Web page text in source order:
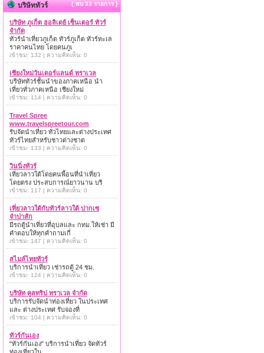
บริษัททัวร์ { พบ 33 รายการ }
บริษัท ภูเก็ต ฮอลิเดย์ เซ็นเตอร์ ทัวร์
จำกัด
ทัวร์นำเที่ยวภูเก็ต ทัวร์ภูเก็ต ทัวร์ทะเล
ราคาคนไทย โดยคนภูเ
เข้าชม: 132 | ความคิดเห็น: 0
เชียงใหม่วันเดอร์แลนด์ ทราเวล
บริษัททัวร์ชั้นนำของภาคเหนือ นำ
เที่ยวทั่วภาคเหนือ เชียงใหม่
เข้าชม: 114 | ความคิดเห็น: 0
Travel Spree
www.travelspreetour.com
รับจัดนำเที่ยว ทั่วไทยและต่างประเทศ
ทัวร์ไทยสำหรับชาวต่างชาต
เข้าชม: 133 | ความคิดเห็น: 0
วินนิ่งทัวร์
เที่ยวลาวใต้โดยคนพื้อนที่นำเที่ยว
โดยตรง ประสบการณ์ยาวนาน บริ
เข้าชม: 117 | ความคิดเห็น: 0
เที่ยวลาวใต้กับทัวร์ลาวใต้ ปากเซ
จำปาสัก
มีรถตู้นำเที่ยวที่อุบลและ กทม.ให้เช่า มี
คำตอบให้ทุกคำถามเกี่
เข้าชม: 147 | ความคิดเห็น: 0
สไมล์ไทยทัวร์
บริการนำเที่ยว เช่ารถตู้ 24 ชม.
เข้าชม: 124 | ความคิดเห็น: 0
บริษัท คูลทริป ทราเวล จำกัด
บริการรับจัดนำท่องเที่ยว ในประเทศ
และ ต่างประเทศ รับจองที่
เข้าชม: 104 | ความคิดเห็น: 0
ทัวร์กันเอง
"ทัวร์กันเอง" บริการนำเที่ยว จัดทัวร์